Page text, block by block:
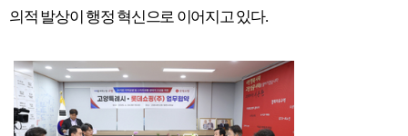
의적 발상이 행정 혁신으로 이어지고 있다.